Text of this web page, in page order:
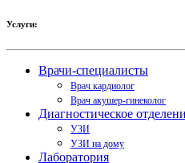
Услуги:
Врачи-специалисты
Врач кардиолог
Врач акушер-гинеколог
Диагностическое
УЗИ
УЗИ на дому
Лаборатория